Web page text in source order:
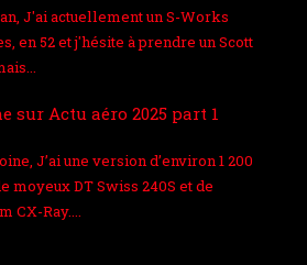
J'ai actuellement un S-Works
en 52 et j'hésite à prendre un Scott
sur Actu aéro 2025 part 1
J’ai une version d’environ 1 200
moyeux DT Swiss 240S et de
CX-Ray.…